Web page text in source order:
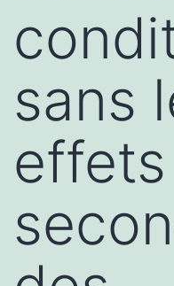
sans
effets